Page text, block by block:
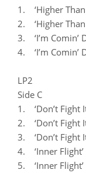
1. ‘Higher Than
2. ‘Higher Than
3. ‘I’m Comin’
4. ‘I’m Comin’
LP2
Side C
1. ‘Don’t Fight
2. ‘Don’t Fight
3. ‘Don’t Fight
4. ‘Inner Flight’
5. ‘Inner Flight’